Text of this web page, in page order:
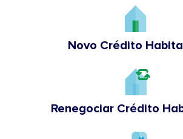
Novo Crédito
Renegociar Crédito